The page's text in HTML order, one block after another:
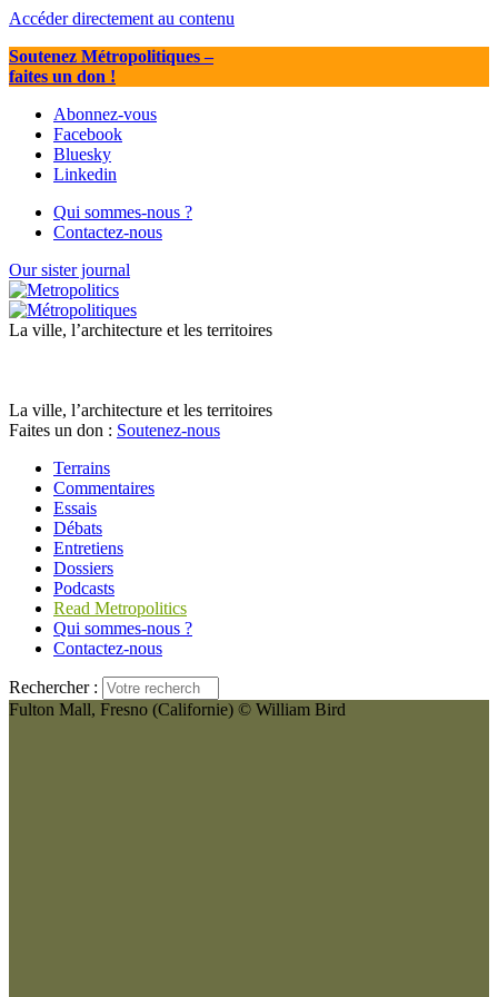
Accéder directement au contenu
Soutenez Métropolitiques–
faites un don !
Abonnez-vous
Facebook
Bluesky
Linkedin
Qui sommes-nous ?
Contactez-nous
Our sister journal
La ville, l’architecture et les territoires
La ville, l’architecture et les territoires
Faites un don : Soutenez-nous
Terrains
Commentaires
Essais
Débats
Entretiens
Dossiers
Podcasts
Read Metropolitics
Qui sommes-nous ?
Contactez-nous
Rechercher :
Fulton Mall, Fresno (Californie) © William Bird